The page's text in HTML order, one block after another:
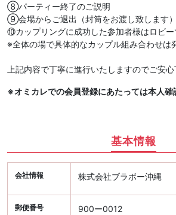
⑧パーティー終了のご説明
⑨会場からご退出（封筒をお渡し致します）
⑩カップリングに成功した参加者様はロビ
※全体の場で具体的なカップル組み合わせは
上記内容で丁寧に進行いたしますのでご安心
※オミカレでの会員登録にあたっては本人確
基本情報
会社情報 株式会社ブラボー沖縄
郵便番号 900ー0012